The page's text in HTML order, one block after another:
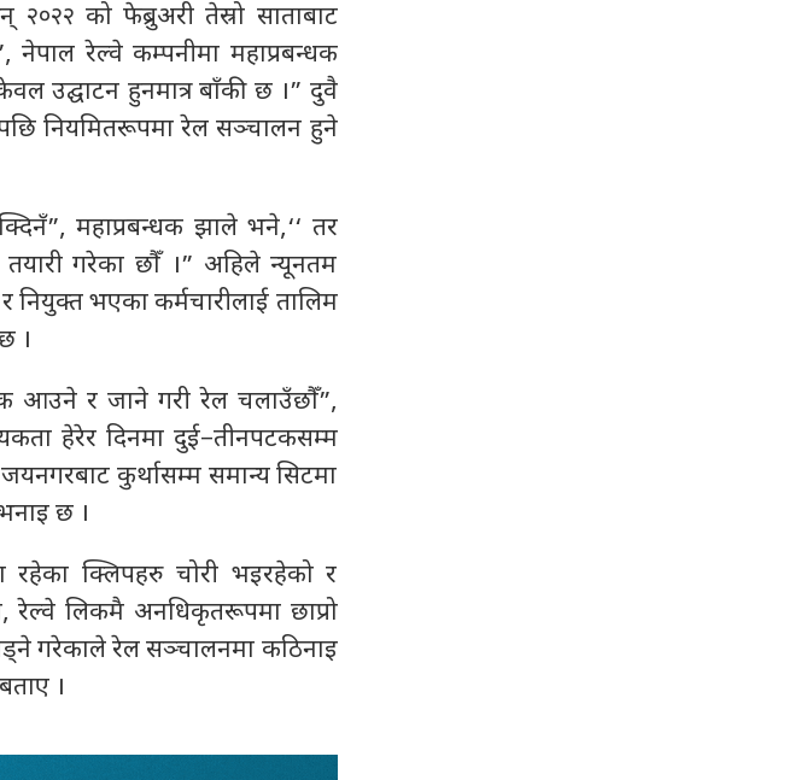
को फेब्रुअरी तेस्रो साताबाट
नेपाल रेल्वे कम्पनीमा महाप्रबन्धक
उद्घाटन हुनमात्र बाँकी छ ।” दुवै
नियमितरूपमा रेल सञ्चालन हुने
महाप्रबन्धक झाले भने,‘‘ तर
तयारी गरेका छौँ ।” अहिले न्यूनतम
नियुक्त भएका कर्मचारीलाई तालिम
।
आउने र जाने गरी रेल चलाउँछौँ”,
हेरेर दिनमा दुई–तीनपटकसम्म
कुर्थासम्म समान्य सिटमा
छ ।
रहेका क्लिपहरु चोरी भइरहेको र
रेल्वे लिकमै अनधिकृतरूपमा छाप्रो
गरेकाले रेल सञ्चालनमा कठिनाइ
।